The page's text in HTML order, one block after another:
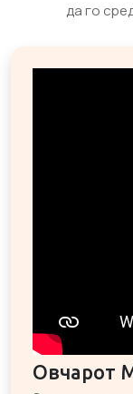
да го
Овчарот